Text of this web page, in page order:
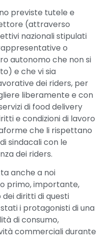
previste tutele e
(attraverso
nazionali stipulati
o
autonomo che non si
e che vi sia
dei riders, per
liberamente e con
di food delivery
e condizioni di lavoro
che li rispettano
sindacali con le
dei riders.
anche a noi
primo, importante,
diritti di questi
i protagonisti di una
di consumo,
commerciali durante